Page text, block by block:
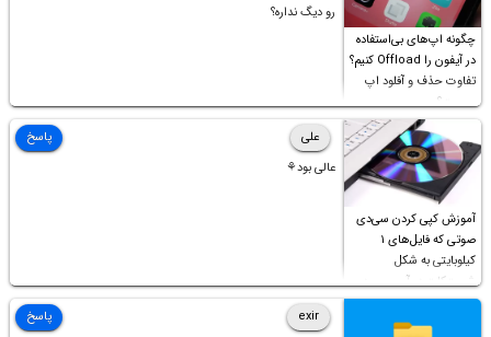
چگونه اپ‌های بی‌استفاده
در آیفون را Offload کنیم؟
تفاوت حذف و آفلود اپ
چیست؟
رو دیگ نداره؟
آموزش کپی کردن سی‌دی
صوتی که فایل‌های ۱
کیلوبایتی به شکل
شورت‌کات در آن موجود
است!
علی
عالی بود⚘
پاسخ
exir
پاسخ